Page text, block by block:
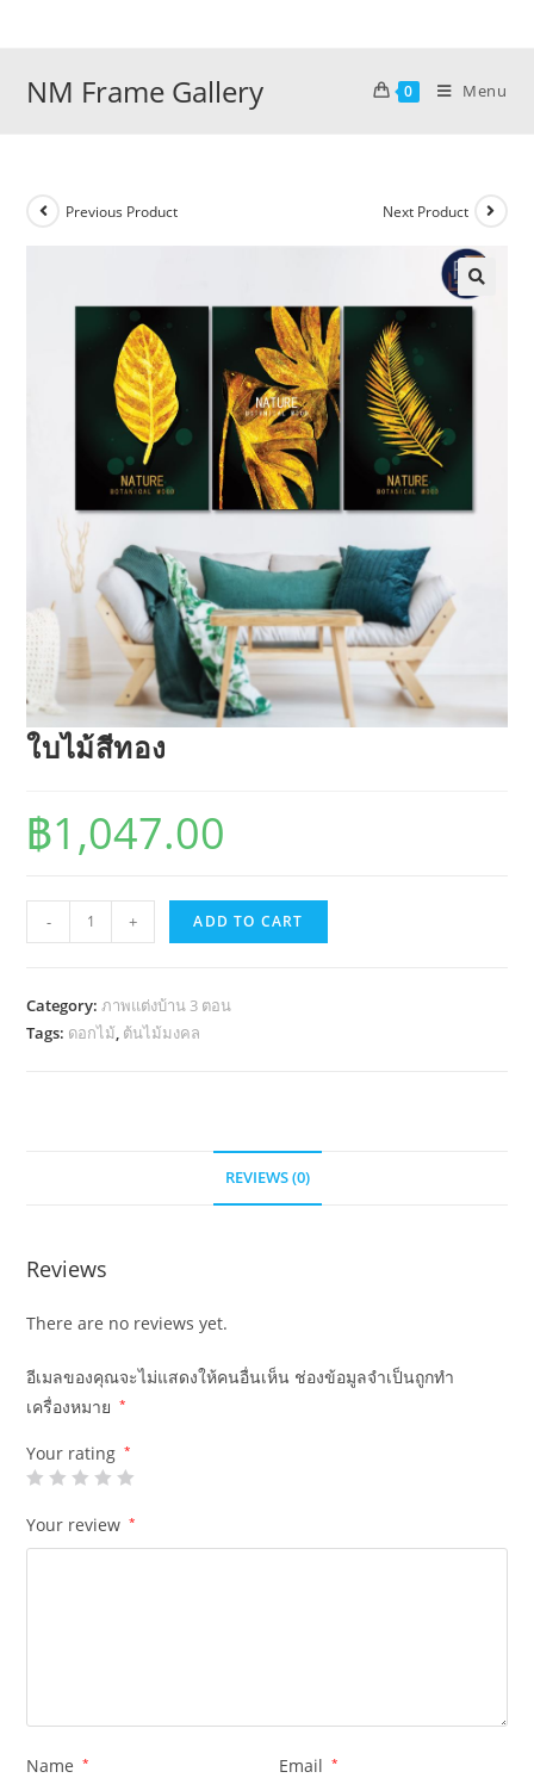
NM Frame Gallery 0 Menu
Previous Product Next Product
ใบไม้สีทอง
฿1,047.00
สี
quantity
- + ADD TO CART
Category:ภาพแต่งบ้าน 3 ตอน
Tags: ดอกไม้, ต้นไม้มงคล
REVIEWS (0)
Reviews
There are no reviews yet.
อีเมลของคุณจะไม่แสดงให้คนอื่นเห็น ช่องข้อมูลจำเป็นถูกทำ
เครื่องหมาย
*
Your rating *
Your review *
Name * Email *